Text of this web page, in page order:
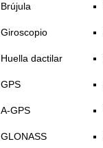
Brújula
Giroscopio
Huella dactilar
GPS
A-GPS
GLONASS